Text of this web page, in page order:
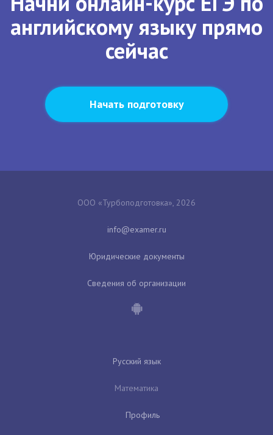
английскому языку прямо
сейчас
Начать подготовку
ООО «Турбоподготовка», 2026
Юридические документы
Сведения об организации
Русский язык
Математика
Профиль